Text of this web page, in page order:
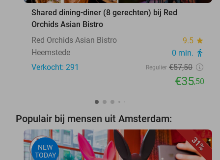
Shared dining-diner (8 gerechten) bij Red
Orchids Asian Bistro
Red Orchids Asian Bistro
9.5 star
Heemstede 0 min. directions_walk
Verkocht: 291 Regulier €57,50
€35,50
Populair bij mensen uit Amsterdam:
31%
NEW
TODAY